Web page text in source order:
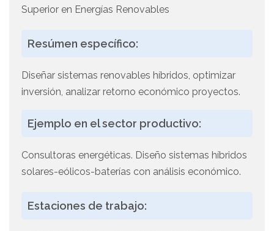
Superior en Energías Renovables
Resúmen específico:
Diseñar sistemas renovables híbridos, optimizar
inversión, analizar retorno económico proyectos.
Ejemplo en el sector productivo:
Consultoras energéticas. Diseño sistemas híbridos
solares-eólicos-baterías con análisis económico.
Estaciones de trabajo: